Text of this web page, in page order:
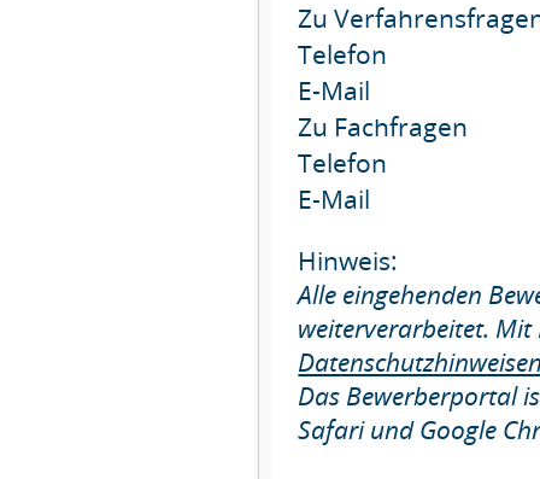
Zu
Telefon
E-Mail
Zu Fachfragen
Telefon
E-Mail
Hinweis:
Alle eingehenden
weiterverarbeitet. Mit
Das Bewerberportal
Safari und Google